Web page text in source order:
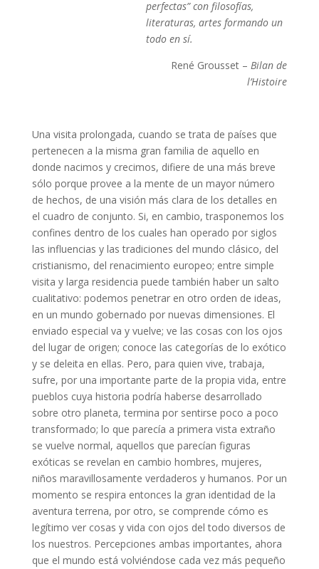
perfectas” con filosofías,
literaturas, artes formando un
todo en sí.
René Grousset –Bilan de
l’Histoire
Una visita prolongada, cuando se trata de países que
pertenecen a la misma gran familia de aquello en
donde nacimos y crecimos, difiere de una más breve
sólo porque provee a la mente de un mayor número
de hechos, de una visión más clara de los detalles en
el cuadro de conjunto. Si, en cambio, trasponemos los
confines dentro de los cuales han operado por siglos
las influencias y las tradiciones del mundo clásico, del
cristianismo, del renacimiento europeo; entre simple
visita y larga residencia puede también haber un salto
cualitativo: podemos penetrar en otro orden de ideas,
en un mundo gobernado por nuevas dimensiones. El
enviado especial va y vuelve; ve las cosas con los ojos
del lugar de origen; conoce las categorías de lo exótico
y se deleita en ellas. Pero, para quien vive, trabaja,
sufre, por una importante parte de la propia vida, entre
pueblos cuya historia podría haberse desarrollado
sobre otro planeta, termina por sentirse poco a poco
transformado; lo que parecía a primera vista extraño
se vuelve normal, aquellos que parecían figuras
exóticas se revelan en cambio hombres, mujeres,
niños maravillosamente verdaderos y humanos. Por un
momento se respira entonces la gran identidad de la
aventura terrena, por otro, se comprende cómo es
legítimo ver cosas y vida con ojos del todo diversos de
los nuestros. Percepciones ambas importantes, ahora
que el mundo está volviéndose cada vez más pequeño